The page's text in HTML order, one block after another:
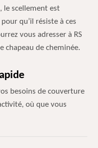
le scellement est
qu’il résiste à ces
vous adresser à RS
chapeau de cheminée.
besoins de couverture
où que vous